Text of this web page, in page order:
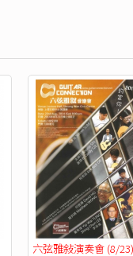
六弦雅敍演奏會 (8/23)